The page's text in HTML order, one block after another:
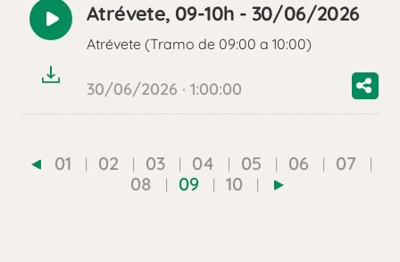
Reproducir
audio
Atrévete, 09-10h - 30/06/2026
Atrévete (Tramo de 09:00 a 10:00)
30/06/2026 · 1:00:00
01 02 03 04 05 06
07
08
09 10